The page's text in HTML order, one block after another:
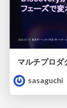
sasaguchi